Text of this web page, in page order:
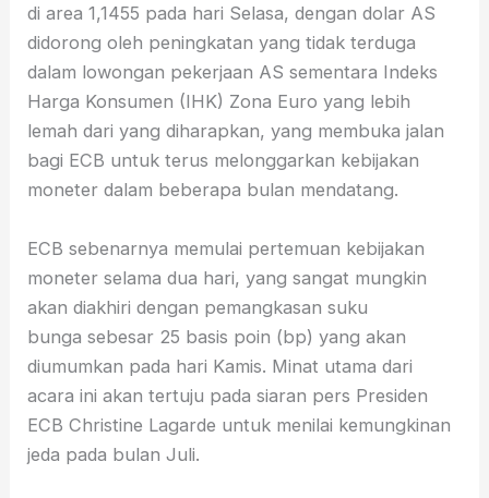
di area 1,1455 pada hari Selasa, dengan dolar AS
didorong oleh peningkatan yang tidak terduga
dalam lowongan pekerjaan AS sementara Indeks
Harga Konsumen (IHK) Zona Euro yang lebih
lemah dari yang diharapkan, yang membuka jalan
bagi ECB untuk terus melonggarkan kebijakan
moneter dalam beberapa bulan mendatang.
ECB sebenarnya memulai pertemuan kebijakan
moneter selama dua hari, yang sangat mungkin
akan diakhiri dengan pemangkasan suku
bunga sebesar 25 basis poin (bp) yang akan
diumumkan pada hari Kamis. Minat utama dari
acara ini akan tertuju pada siaran pers Presiden
ECB Christine Lagarde untuk menilai kemungkinan
jeda pada bulan Juli.